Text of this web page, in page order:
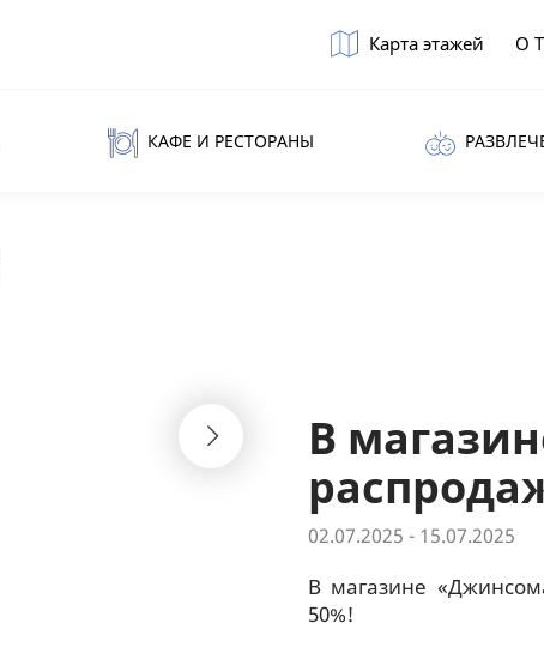
Карта этажей О
КАФЕ И РЕСТОРАНЫ
В
02.07.2025 - 15.07.2025
В магазине
50%!